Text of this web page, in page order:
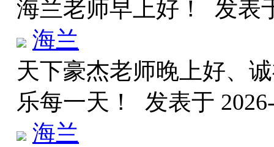
海兰老师早上好！ 发表
海兰
天下豪杰老师晚上好、
乐每一天！ 发表于
海兰